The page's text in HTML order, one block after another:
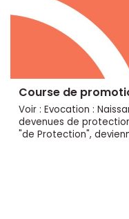
Course de
Voir : Evocation :
devenues de
"de Protection",